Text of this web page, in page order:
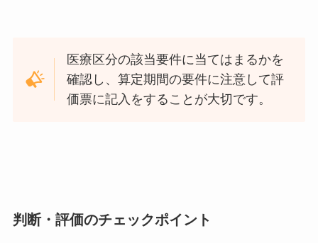
医療区分の該当要件に当てはまるかを
確認し、算定期間の要件に注意して評
価票に記入をすることが大切です。
判断・評価のチェックポイント